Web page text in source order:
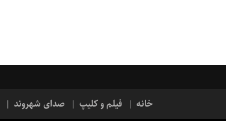
خانه فیلم و کلیپ صدای شهروند